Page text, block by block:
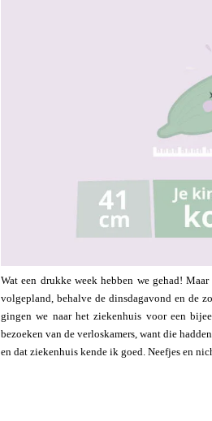
Wat een drukke week hebben we gehad!
volgepland, behalve de dinsdagavond en de
gingen we naar het ziekenhuis voor een
bezoeken van de verloskamers, want die
en dat ziekenhuis kende ik goed. Neefjes en